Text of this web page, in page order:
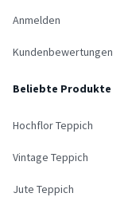
Anmelden
Kundenbewertungen
Beliebte Produkte
Hochflor Teppich
Vintage Teppich
Jute Teppich